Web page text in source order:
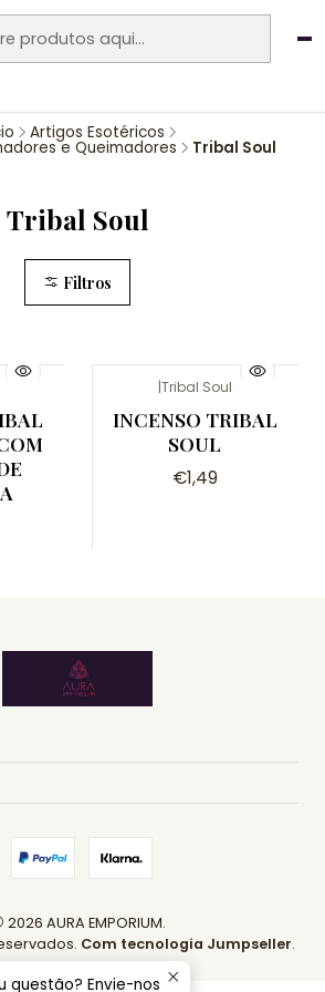
/ Sitemap:
sitemap.xml
Artigos Esotéricos
e Queimadores Tribal Soul
Tribal Soul
Filtros
|Tribal Soul
INCENSO TRIBAL
SOUL
€1,49
2026 AURA EMPORIUM.
Com tecnologia Jumpseller.
questão? Envie-nos